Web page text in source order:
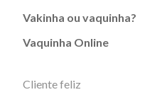
Vakinha ou vaquinha?
Vaquinha Online
Cliente feliz